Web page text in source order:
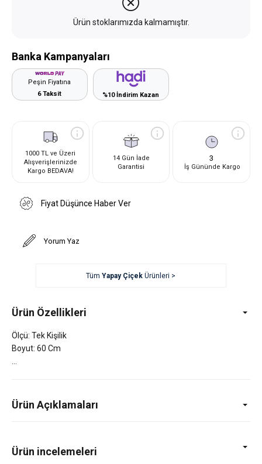
Ürün stoklarımızda kalmamıştır.
Banka Kampanyaları
Peşin Fiyatına
6 Taksit
%10 İndirim Kazan
1000 TL ve Üzeri
Alışverişlerinizde
Kargo BEDAVA!
14 Gün İade
Garantisi
3
İş Gününde Kargo
Fiyat Düşünce Haber Ver
Yorum Yaz
TümYapay Çiçek Ürünleri >
Ürün Özellikleri
Ölçü: Tek Kişilik
Boyut: 60 Cm
Ürün Açıklamaları